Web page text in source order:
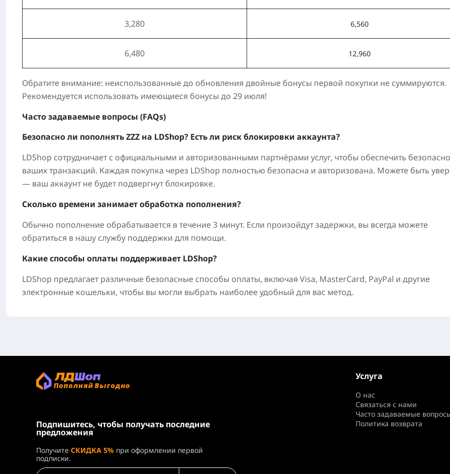
3,280 6,560
6,480 12,960
Обратите внимание: неиспользованные до обновления двойные бонусы первой покупки не суммируются.
Рекомендуется использовать имеющиеся бонусы до 29 июля!
Часто задаваемые вопросы (FAQs)
Безопасно ли пополнять ZZZ на LDShop? Есть ли риск блокировки аккаунта?
LDShop сотрудничает с официальными и авторизованными партнёрами услуг, чтобы обеспечить
ваших транзакций. Каждая покупка через LDShop полностью безопасна и авторизована. Можете быть
— ваш аккаунт не будет подвергнут блокировке.
Сколько времени занимает обработка пополнения?
Обычно пополнение обрабатывается в течение 3 минут. Если произойдут задержки, вы всегда можете
обратиться в нашу службу поддержки для помощи.
Какие способы оплаты поддерживает LDShop?
LDShop предлагает различные безопасные способы оплаты, включая Visa, MasterCard, PayPal и другие
электронные кошельки, чтобы вы могли выбрать наиболее удобный для вас метод.
Подпишитесь, чтобы получать последние
предложения
Получите СКИДКА 5% при оформлении первой
подписки.
Услуга
О нас
Связаться с нами
Часто задаваемые
Политика возврата